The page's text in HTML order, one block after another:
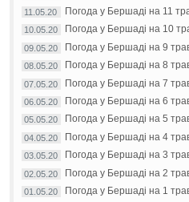
11.05.20 Погода у Бершаді на 11
10.05.20 Погода у Бершаді на 10
09.05.20 Погода у Бершаді на 9
08.05.20 Погода у Бершаді на 8
07.05.20 Погода у Бершаді на 7
06.05.20 Погода у Бершаді на 6
05.05.20 Погода у Бершаді на 5
04.05.20 Погода у Бершаді на 4
03.05.20 Погода у Бершаді на 3
02.05.20 Погода у Бершаді на 2
01.05.20 Погода у Бершаді на 1